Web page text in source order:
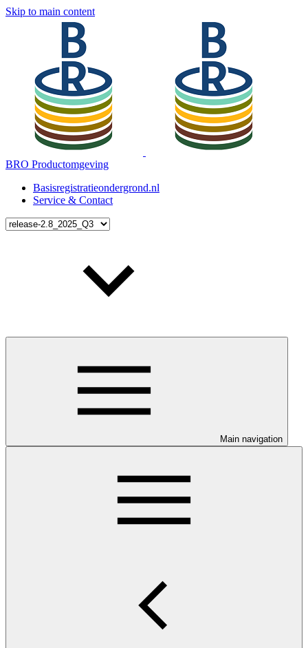
Skip to main content
BRO Productomgeving
Basisregistratieondergrond.nl
Service & Contact
Main navigation